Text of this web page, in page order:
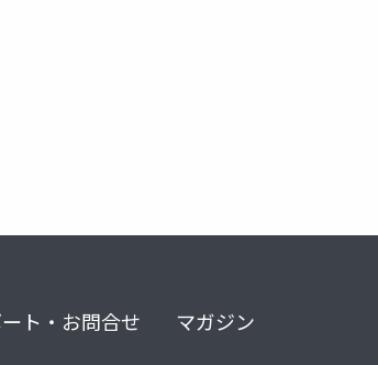
ト・お問合せ マガジン